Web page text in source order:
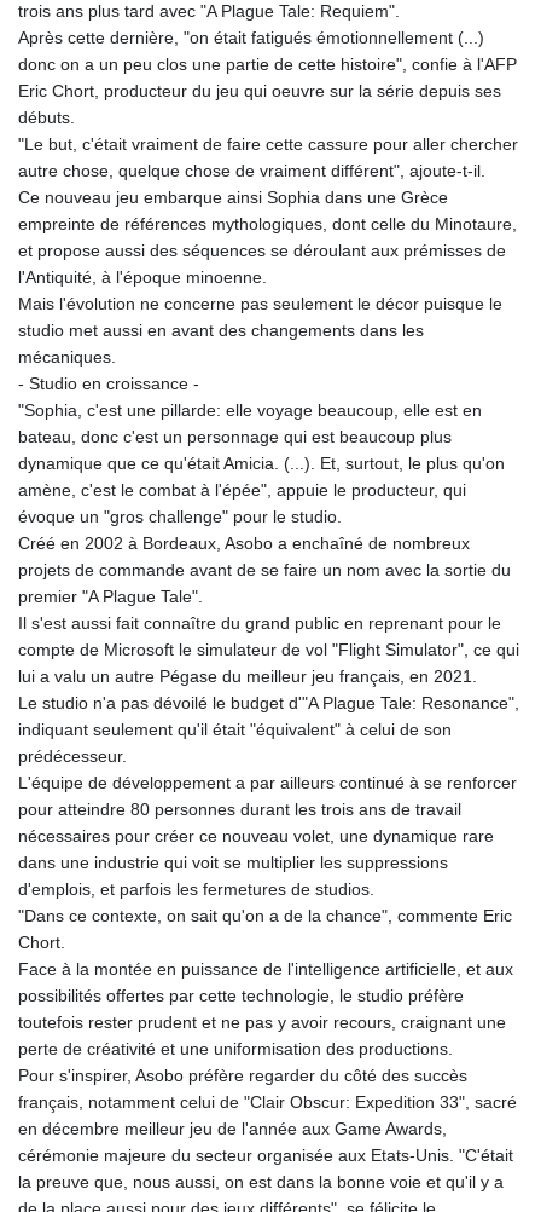
trois ans plus tard avec "A Plague Tale: Requiem".
Après cette dernière, "on était fatigués émotionnellement (...)
donc on a un peu clos une partie de cette histoire", confie à l'AFP
Eric Chort, producteur du jeu qui oeuvre sur la série depuis ses
débuts.
"Le but, c'était vraiment de faire cette cassure pour aller chercher
autre chose, quelque chose de vraiment différent", ajoute-t-il.
Ce nouveau jeu embarque ainsi Sophia dans une Grèce
empreinte de références mythologiques, dont celle du Minotaure,
et propose aussi des séquences se déroulant aux prémisses de
l'Antiquité, à l'époque minoenne.
Mais l'évolution ne concerne pas seulement le décor puisque le
studio met aussi en avant des changements dans les
mécaniques.
- Studio en croissance -
"Sophia, c'est une pillarde: elle voyage beaucoup, elle est en
bateau, donc c'est un personnage qui est beaucoup plus
dynamique que ce qu'était Amicia. (...). Et, surtout, le plus qu'on
amène, c'est le combat à l'épée", appuie le producteur, qui
évoque un "gros challenge" pour le studio.
Créé en 2002 à Bordeaux, Asobo a enchaîné de nombreux
projets de commande avant de se faire un nom avec la sortie du
premier "A Plague Tale".
Il s'est aussi fait connaître du grand public en reprenant pour le
compte de Microsoft le simulateur de vol "Flight Simulator", ce qui
lui a valu un autre Pégase du meilleur jeu français, en 2021.
Le studio n'a pas dévoilé le budget d'"A Plague Tale: Resonance",
indiquant seulement qu'il était "équivalent" à celui de son
prédécesseur.
L'équipe de développement a par ailleurs continué à se renforcer
pour atteindre 80 personnes durant les trois ans de travail
nécessaires pour créer ce nouveau volet, une dynamique rare
dans une industrie qui voit se multiplier les suppressions
d'emplois, et parfois les fermetures de studios.
"Dans ce contexte, on sait qu'on a de la chance", commente Eric
Chort.
Face à la montée en puissance de l'intelligence artificielle, et aux
possibilités offertes par cette technologie, le studio préfère
toutefois rester prudent et ne pas y avoir recours, craignant une
perte de créativité et une uniformisation des productions.
Pour s'inspirer, Asobo préfère regarder du côté des succès
français, notamment celui de "Clair Obscur: Expedition 33", sacré
en décembre meilleur jeu de l'année aux Game Awards,
cérémonie majeure du secteur organisée aux Etats-Unis. "C'était
la preuve que, nous aussi, on est dans la bonne voie et qu'il y a